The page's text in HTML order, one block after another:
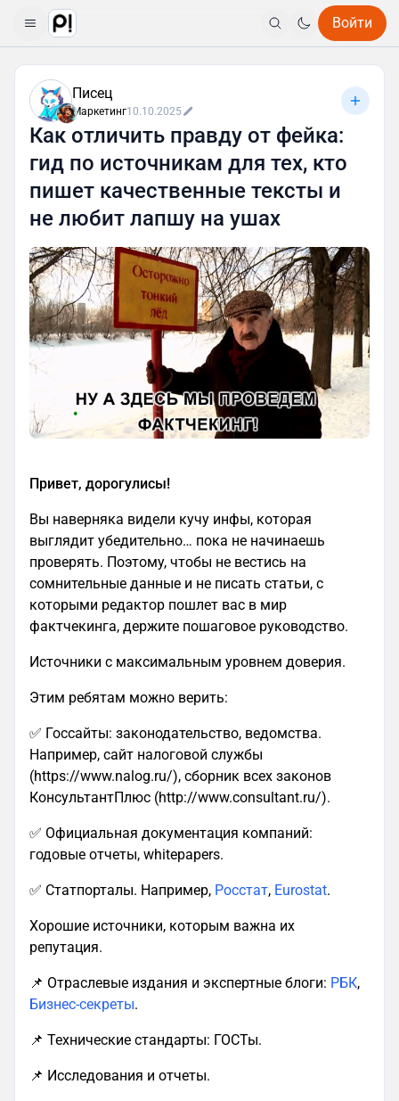
Войти
Писец
Маркетинг10.10.2025
Как отличить правду от фейка:
гид по источникам для тех, кто
пишет качественные тексты и
не любит лапшу на ушах
Привет, дорогулисы!
Вы наверняка видели кучу инфы, которая
выглядит убедительно… пока не начинаешь
проверять. Поэтому, чтобы не вестись на
сомнительные данные и не писать статьи, с
которыми редактор пошлет вас в мир
фактчекинга, держите пошаговое руководство.
Источники с максимальным уровнем доверия.
Этим ребятам можно верить:
✅ Госсайты: законодательство, ведомства.
Например, сайт налоговой службы
(https://www.nalog.ru/), сборник всех законов
КонсультантПлюс (http://www.consultant.ru/).
✅ Официальная документация компаний:
годовые отчеты, whitepapers.
✅ Статпорталы. Например, Росстат, Eurostat.
Хорошие источники, которым важна их
репутация.
📌 Отраслевые издания и экспертные блоги: РБК,
Бизнес-секреты.
📌 Технические стандарты: ГОСТы.
📌 Исследования и отчеты.